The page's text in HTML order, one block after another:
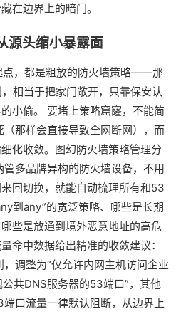
在边界上的暗门。
源头缩小暴露面
点，都是粗放的防火墙策略——那
相当于把家门敞开，只靠保安认
小偷。 要堵上策略窟窿，不能简
那样会直接导致全网断网），而
化收敛。图幻防火墙策略管理分
多品牌异构的防火墙设备，不用
回切换，就能自动梳理所有和53
到any”的宽泛策略、哪些是长期
些是放通到境外恶意地址的高危
命中数据给出精准的收敛建议：
调整为“仅允许内网主机访问企业
共DNS服务器的53端口”，其他
口流量一律默认阻断，从边界上